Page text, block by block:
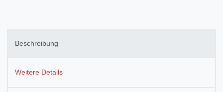
Beschreibung
Weitere Details